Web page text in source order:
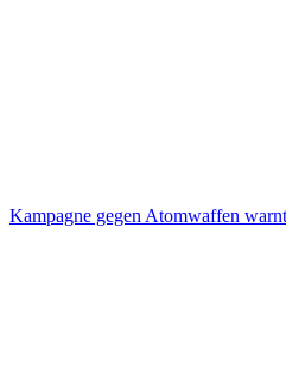
Kampagne gegen Atomwaffen